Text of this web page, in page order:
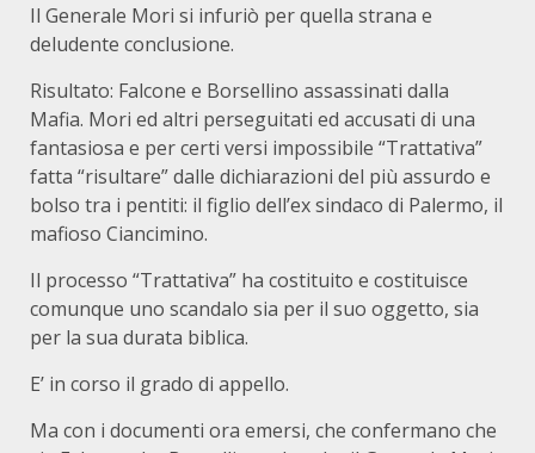
Il Generale Mori si infuriò per quella strana e
deludente conclusione.
Risultato: Falcone e Borsellino assassinati dalla
Mafia. Mori ed altri perseguitati ed accusati di una
fantasiosa e per certi versi impossibile “Trattativa”
fatta “risultare” dalle dichiarazioni del più assurdo e
bolso tra i pentiti: il figlio dell’ex sindaco di Palermo, il
mafioso Ciancimino.
Il processo “Trattativa” ha costituito e costituisce
comunque uno scandalo sia per il suo oggetto, sia
per la sua durata biblica.
E’ in corso il grado di appello.
Ma con i documenti ora emersi, che confermano che